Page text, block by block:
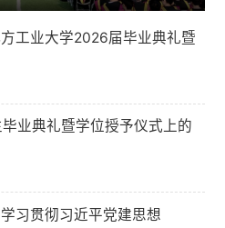
工业大学2026届毕业典礼暨
业典礼暨学位授予仪式上的
习贯彻习近平党建思想